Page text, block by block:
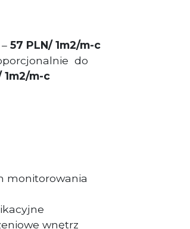
57 PLN/ 1m2/m-c
do
1m2/m-c
monitorowania
wnętrz